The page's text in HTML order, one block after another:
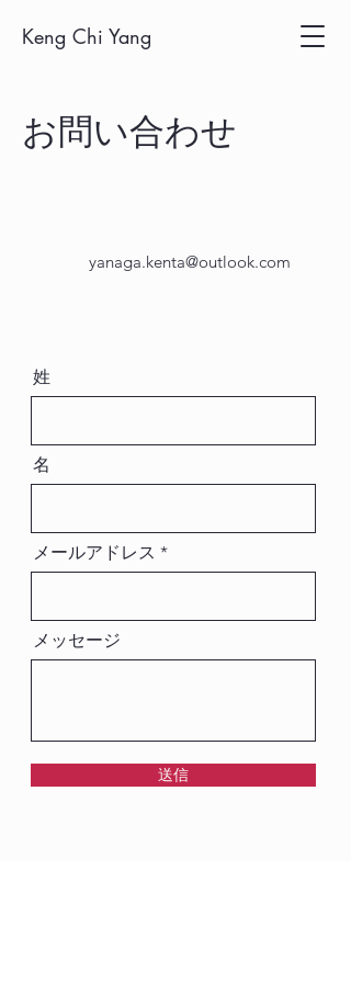
Keng Chi Yang
お問い合わせ
yanaga.kenta@outlook.com
姓
名
メールアドレス
メッセージ
送信